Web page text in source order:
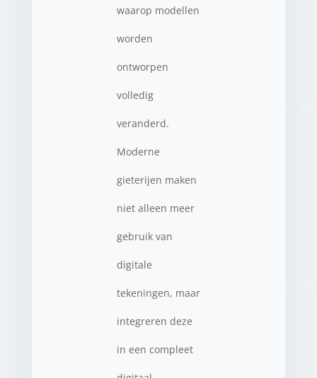
waarop modellen
worden
ontworpen
volledig
veranderd.
Moderne
gieterijen maken
niet alleen meer
gebruik van
digitale
tekeningen, maar
integreren deze
in een compleet